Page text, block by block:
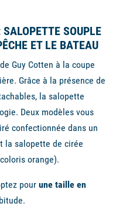
SOUPLE
ET LE BATEAU
Guy Cotten à la coupe
Grâce à la présence de
la salopette
Deux modèles vous
confectionnée dans un
la salopette de cirée
orange).
pour une taille en